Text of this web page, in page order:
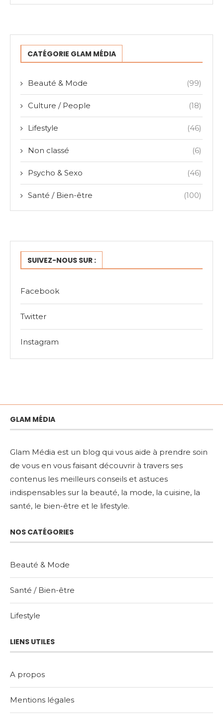
CATÉGORIE GLAM MÉDIA
Beauté & Mode (99)
Culture / People (18)
Lifestyle (46)
Non classé (6)
Psycho & Sexo (46)
Santé / Bien-être (100)
SUIVEZ-NOUS SUR :
Facebook
Twitter
Instagram
GLAM MÉDIA
Glam Média est un blog qui vous aide à prendre soin
de vous en vous faisant découvrir à travers ses
contenus les meilleurs conseils et astuces
indispensables sur la beauté, la mode, la cuisine, la
santé, le bien-être et le lifestyle.
NOS CATÉGORIES
Beauté & Mode
Santé / Bien-être
Lifestyle
LIENS UTILES
A propos
Mentions légales